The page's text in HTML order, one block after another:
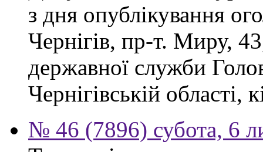
з дня опублікування
Чернігів, пр-т. Миру,
державної служби
Чернігівській
№ 46 (7896) субота, 6